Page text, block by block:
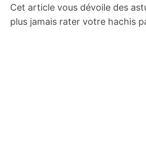
Cet article vous dévoile des
plus jamais rater votre hachis